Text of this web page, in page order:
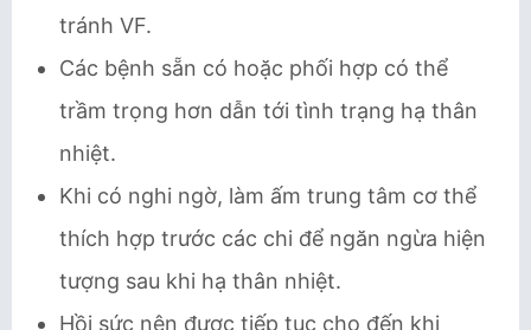
tránh VF.
Các bệnh sẵn có hoặc phối hợp có thể
trầm trọng hơn dẫn tới tình trạng hạ thân
nhiệt.
Khi có nghi ngờ, làm ấm trung tâm cơ thể
thích hợp trước các chi để ngăn ngừa hiện
tượng sau khi hạ thân nhiệt.
Hồi sức nên được tiếp tục cho đến khi